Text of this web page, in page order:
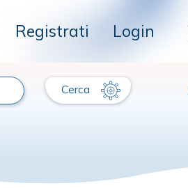
Registrati Login
Cerca